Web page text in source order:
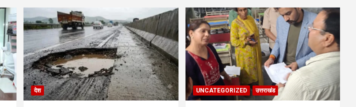
देश UNCATEGORIZED उत्तराखंड